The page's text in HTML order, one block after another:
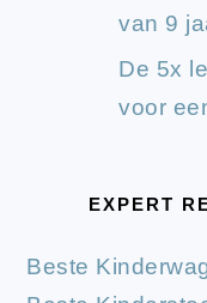
van 9
De 5x
voor
EXPERT
Beste